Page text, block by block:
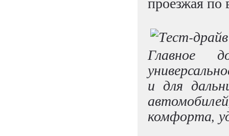
Главное
и для
комфорта,